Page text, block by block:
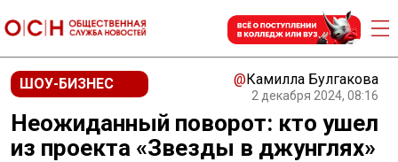
ШОУ-БИЗНЕС @Камилла Булгакова
2 декабря 2024, 08:16
Неожиданный поворот: кто ушел
из проекта «Звезды в джунглях»